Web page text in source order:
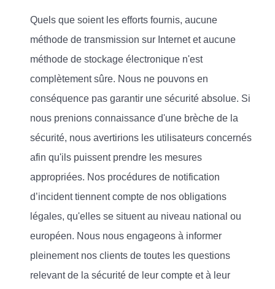
Quels que soient les efforts fournis, aucune
méthode de transmission sur Internet et aucune
méthode de stockage électronique n'est
complètement sûre. Nous ne pouvons en
conséquence pas garantir une sécurité absolue. Si
nous prenions connaissance d'une brèche de la
sécurité, nous avertirions les utilisateurs concernés
afin qu'ils puissent prendre les mesures
appropriées. Nos procédures de notification
d’incident tiennent compte de nos obligations
légales, qu'elles se situent au niveau national ou
européen. Nous nous engageons à informer
pleinement nos clients de toutes les questions
relevant de la sécurité de leur compte et à leur